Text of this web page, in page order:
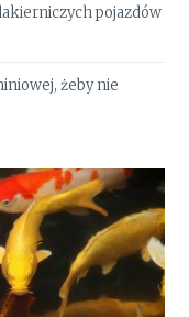
pojazdów
żeby nie